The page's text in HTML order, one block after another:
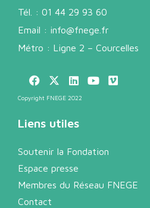
Tél. : 01 44 29 93 60
Email : info@fnege.fr
Métro : Ligne 2 – Courcelles
Copyright FNEGE 2022
Liens utiles
Soutenir la Fondation
Espace presse
Membres du Réseau FNEGE
Contact